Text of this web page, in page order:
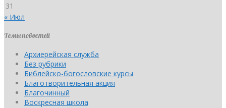
31
« Июл
Темы новостей
Архиерейская служба
Без рубрики
Библейско-богословские курсы
Благотворительная акция
Благочинный
Воскресная школа